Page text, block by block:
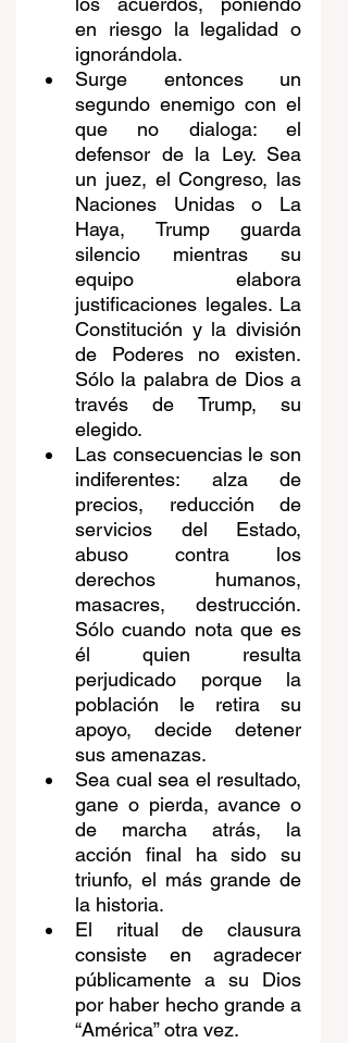
en riesgo la legalidad o
ignorándola.
Surge entonces un
segundo enemigo con el
que no dialoga: el
defensor de la Ley. Sea
un juez, el Congreso, las
Naciones Unidas o La
Haya, Trump guarda
silencio mientras su
equipo elabora
justificaciones legales. La
Constitución y la división
de Poderes no existen.
Sólo la palabra de Dios a
través de Trump, su
elegido.
Las consecuencias le son
indiferentes: alza de
precios, reducción de
servicios del Estado,
abuso contra los
derechos humanos,
masacres, destrucción.
Sólo cuando nota que es
él quien resulta
perjudicado porque la
población le retira su
apoyo, decide detener
sus amenazas.
Sea cual sea el resultado,
gane o pierda, avance o
de marcha atrás, la
acción final ha sido su
triunfo, el más grande de
la historia.
El ritual de clausura
consiste en agradecer
públicamente a su Dios
por haber hecho grande a
“América” otra vez.